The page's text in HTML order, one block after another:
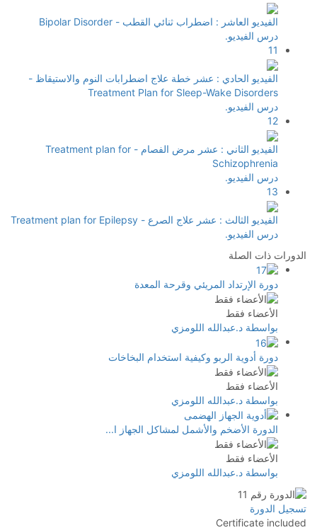
الفيديو العاشر : اضطراب ثنائي القطب - Bipolar Disorder
درس الفيديو.
11
الفيديو الحادي : عشر خطة علاج اضطرابات النوم والاستيقاظ -
Treatment Plan for Sleep-Wake Disorders
درس الفيديو.
12
الفيديو الثاني : عشر مرض الفصام - Treatment plan for
Schizophrenia
درس الفيديو.
13
الفيديو الثالث : عشر علاج الصرع - Treatment plan for Epilepsy
درس الفيديو.
الدورات ذات الصلة
دورة الإرتداد المريئي وقرحة المعدة
الأعضاء فقط
بواسطة د.عبدالله اللومزي
دورة أدوية الربو وكيفية استخدام البخاخات
الأعضاء فقط
بواسطة د.عبدالله اللومزي
الدورة الأضخم والأشمل لمشاكل الجهاز ا...
الأعضاء فقط
بواسطة د.عبدالله اللومزي
تسجيل الدورة
Certificate included